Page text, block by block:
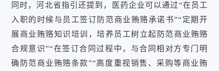
同时，河北省指引还提到，医药企业可以通过“在员工
入职的时候与员工签订防范商业贿赂承诺书”“定期开
展商业贿赂知识培训，培养员工树立起防范商业贿赂
合规意识”“在签订合同过程中，与合同相对方专门明
确防范商业贿赂条款”“高度重视销售、采购等商业贿